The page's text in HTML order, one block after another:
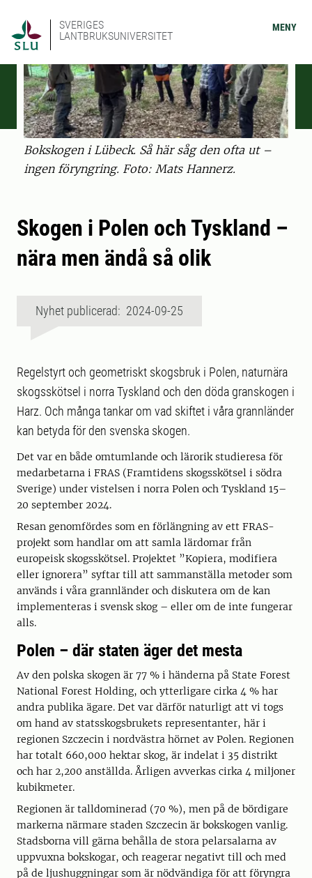
SVERIGES
LANTBRUKSUNIVERSITET
MENY
Bokskogen i Lübeck. Så här såg den ofta ut –
ingen föryngring. Foto: Mats Hannerz.
Skogen i Polen och Tyskland –
nära men ändå så olik
Nyhet publicerad: 2024-09-25
Regelstyrt och geometriskt skogsbruk i Polen, naturnära
skogsskötsel i norra Tyskland och den döda granskogen i
Harz. Och många tankar om vad skiftet i våra grannländer
kan betyda för den svenska skogen.
Det var en både omtumlande och lärorik studieresa för
medarbetarna i FRAS (Framtidens skogsskötsel i södra
Sverige) under vistelsen i norra Polen och Tyskland 15–
20 september 2024.
Resan genomfördes som en förlängning av ett FRAS-
projekt som handlar om att samla lärdomar från
europeisk skogsskötsel. Projektet ”Kopiera, modifiera
eller ignorera” syftar till att sammanställa metoder som
används i våra grannländer och diskutera om de kan
implementeras i svensk skog – eller om de inte fungerar
alls.
Polen – där staten äger det mesta
Av den polska skogen är 77 % i händerna på State Forest
National Forest Holding, och ytterligare cirka 4 % har
andra publika ägare. Det var därför naturligt att vi togs
om hand av statsskogsbrukets representanter, här i
regionen Szczecin i nordvästra hörnet av Polen. Regionen
har totalt 660,000 hektar skog, är indelat i 35 distrikt
och har 2,200 anställda. Årligen avverkas cirka 4 miljoner
kubikmeter.
Regionen är talldominerad (70 %), men på de bördigare
markerna närmare staden Szczecin är bokskogen vanlig.
Stadsborna vill gärna behålla de stora pelarsalarna av
uppvuxna bokskogar, och reagerar negativt till och med
på de ljushuggningar som är nödvändiga för att föryngra